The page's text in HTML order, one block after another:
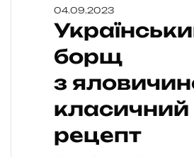
04.09.2023
борщ
з
класичний
рецепт